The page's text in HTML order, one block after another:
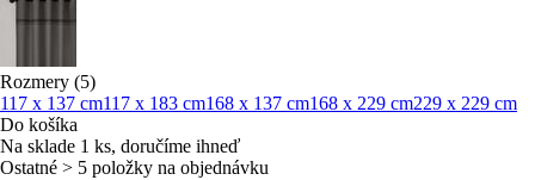
Rozmery (5)
117 x 137 cm117 x 183 cm168 x 137 cm168 x 229 cm229 x 229 cm
Do košíka
Na sklade 1 ks, doručíme ihneď
Ostatné > 5 položky na objednávku